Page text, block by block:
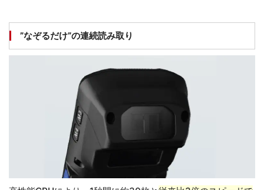
”なぞるだけ”の連続読み取り